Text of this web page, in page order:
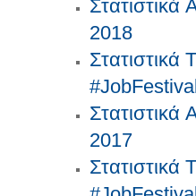
2018
Στατιστικά
2017
Στατιστικά